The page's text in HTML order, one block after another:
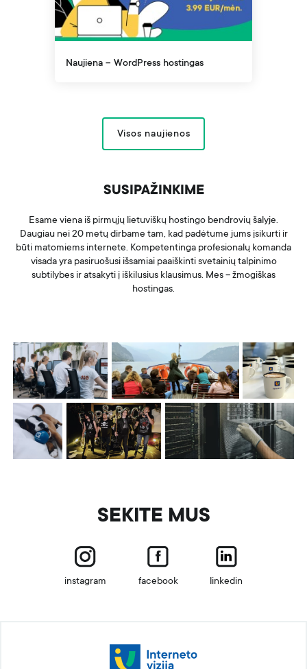
Naujiena – WordPress hostingas
Visos naujienos
SUSIPAŽINKIME
Esame viena iš pirmųjų lietuviškų hostingo bendrovių šalyje.
Daugiau nei 20 metų dirbame tam, kad padėtume jums įsikurti ir
būti matomiems internete. Kompetentinga profesionalų komanda
visada yra pasiruošusi išsamiai paaiškinti svetainių talpinimo
subtilybes ir atsakyti į iškilusius klausimus. Mes – žmogiškas
hostingas.
SEKITE MUS
instagram facebook linkedin